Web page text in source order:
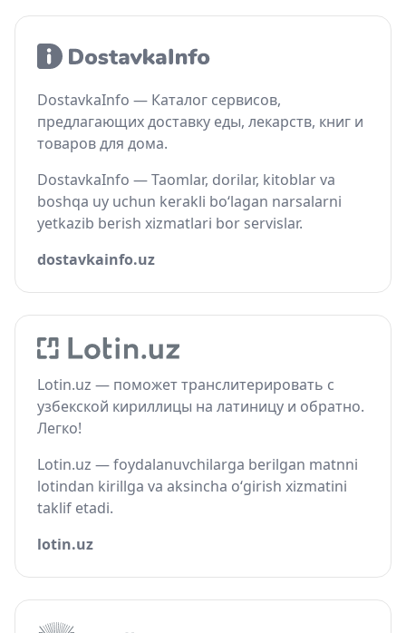
DostavkaInfo — Каталог сервисов,
предлагающих доставку еды, лекарств, книг и
товаров для дома.
DostavkaInfo — Taomlar, dorilar, kitoblar va
boshqa uy uchun kerakli bo‘lagan narsalarni
yetkazib berish xizmatlari bor servislar.
dostavkainfo.uz
Lotin.uz — поможет транслитерировать с
узбекской кириллицы на латиницу и обратно.
Легко!
Lotin.uz — foydalanuvchilarga berilgan matnni
lotindan kirillga va aksincha o‘girish xizmatini
taklif etadi.
lotin.uz